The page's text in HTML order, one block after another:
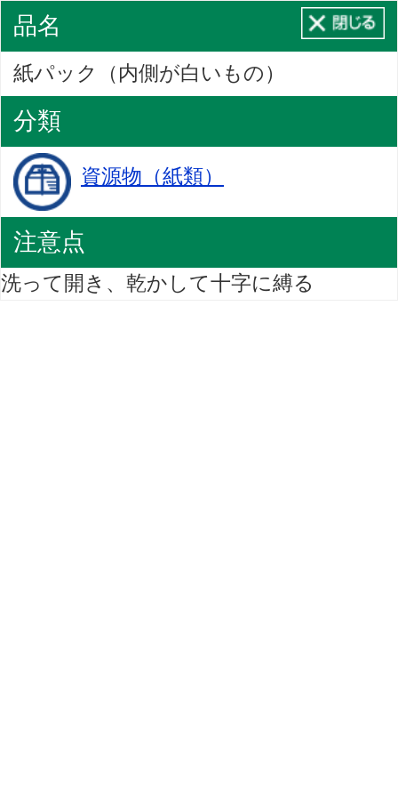
品名
紙パック（内側が白いもの）
分類
資源物（紙類）
注意点
洗って開き、乾かして十字に縛る